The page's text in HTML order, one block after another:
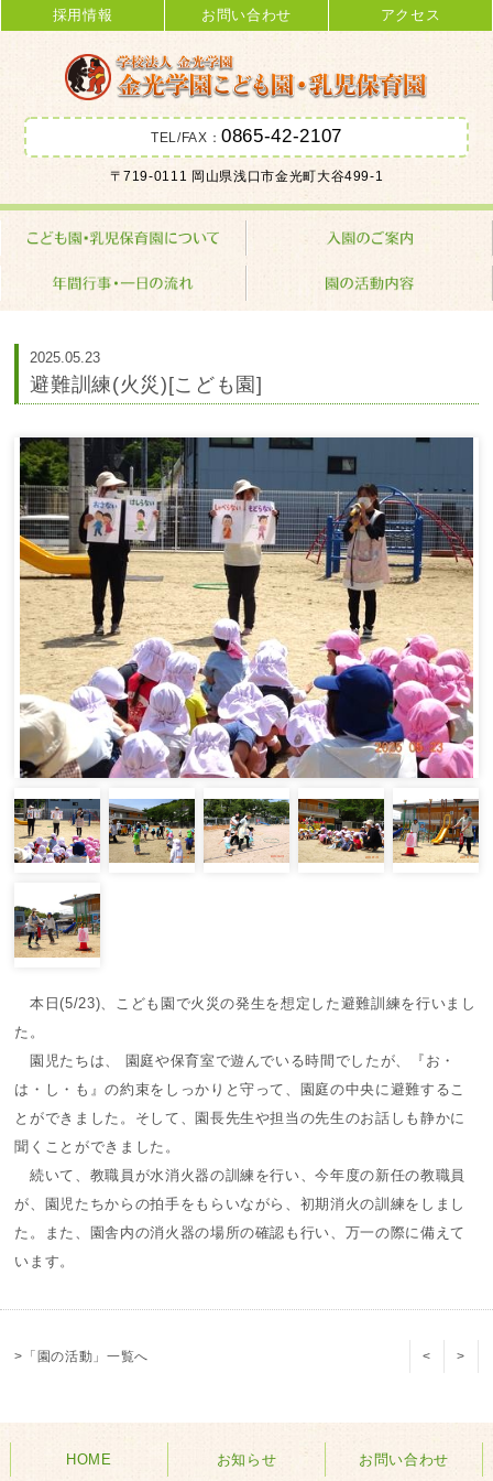
金光学園こども園･乳児保育園 学校
法人 金光学園
採用情報 お問い合わせ アクセス
TEL/FAX：0865-42-2107
〒719-0111 岡山県浅口市金光町大谷499-1
2025.05.23
避難訓練(火災)[こども園]
本日(5/23)、こども園で火災の発生を想定した避難訓練を行いまし
た。
園児たちは、 園庭や保育室で遊んでいる時間でしたが、『お・
は・し・も』の約束をしっかりと守って、園庭の中央に避難するこ
とができました。そして、園長先生や担当の先生のお話しも静かに
聞くことができました。
続いて、教職員が水消火器の訓練を行い、今年度の新任の教職員
が、園児たちからの拍手をもらいながら、初期消火の訓練をしまし
た。また、園舎内の消火器の場所の確認も行い、万一の際に備えて
います。
>「園の活動」一覧へ < >
HOME お知らせ お問い合わせ